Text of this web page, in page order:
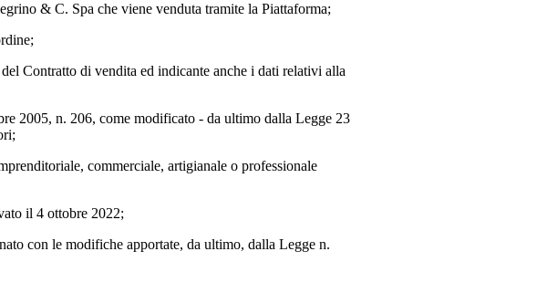
& C. Spa che viene venduta tramite la Piattaforma;
Contratto di vendita ed indicante anche i dati relativi alla
2005, n. 206, come modificato - da ultimo dalla Legge 23
commerciale, artigianale o professionale
il 4 ottobre 2022;
con le modifiche apportate, da ultimo, dalla Legge n.